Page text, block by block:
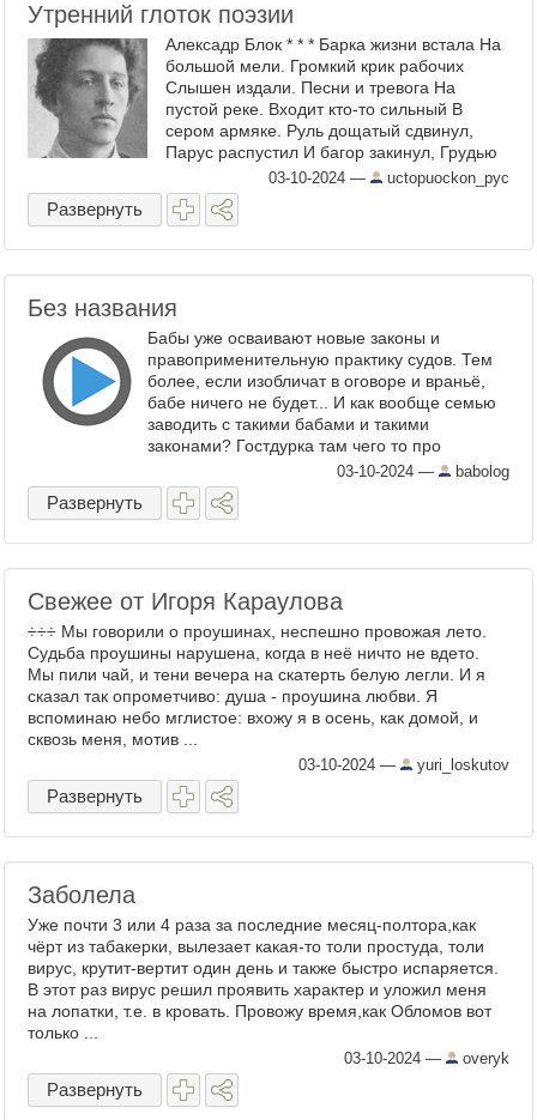
Утренний глоток поэзии
Алексадр Блок * * * Барка жизни встала На
большой мели. Громкий крик рабочих
Слышен издали. Песни и тревога На
пустой реке. Входит кто-то сильный В
сером армяке. Руль дощатый сдвинул,
Парус распустил И багор закинул, Грудью
надавил. Тихо повернулась Красная
корма, Побежали мимо ...
03-10-2024 — uctopuockon_pyc
Развернуть
Без названия
Бабы уже осваивают новые законы и
правоприменительную практику судов. Тем
более, если изобличат в оговоре и враньё,
бабе ничего не будет... И как вообще семью
заводить с такими бабами и такими
законами? Гостдурка там чего то про
чалдфри заявляет, что дескать деструктивная
секта... ...
03-10-2024 — babolog
Развернуть
Свежее от Игоря Караулова
÷÷÷ Мы говорили о проушинах, неспешно провожая лето.
Судьба проушины нарушена, когда в неё ничто не вдето.
Мы пили чай, и тени вечера на скатерть белую легли. И я
сказал так опрометчиво: душа - проушина любви. Я
вспоминаю небо мглистое: вхожу я в осень, как домой, и
сквозь меня, мотив ...
03-10-2024 — yuri_loskutov
Развернуть
Заболела
Уже почти 3 или 4 раза за последние месяц-полтора,как
чёрт из табакерки, вылезает какая-то толи простуда, толи
вирус, крутит-вертит один день и также быстро испаряется.
В этот раз вирус решил проявить характер и уложил меня
на лопатки, т.е. в кровать. Провожу время,как Обломов вот
только ...
03-10-2024 — overyk
Развернуть